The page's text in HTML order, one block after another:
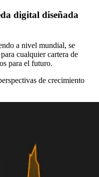
digital diseñada
a nivel mundial, se
cualquier cartera de
para el futuro.
de crecimiento